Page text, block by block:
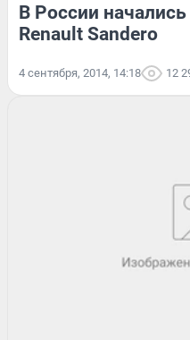
В России
Renault Sandero
4 сентября, 2014, 14:18 12